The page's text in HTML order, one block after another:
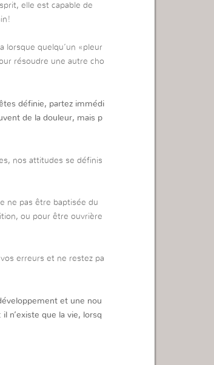
elle est capable de
lorsque quelqu’un «pleur
résoudre une autre cho
définie, partez immédi
de la douleur, mais p
nos attitudes se définis
ne pas être baptisée du
ou pour être ouvrière
erreurs et ne restez pa
et une nou
n’existe que la vie, lorsq